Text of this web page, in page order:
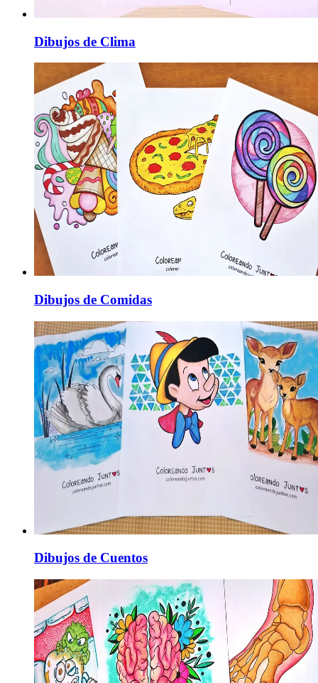
Dibujos de Clima
Dibujos de Comidas
Dibujos de Cuentos